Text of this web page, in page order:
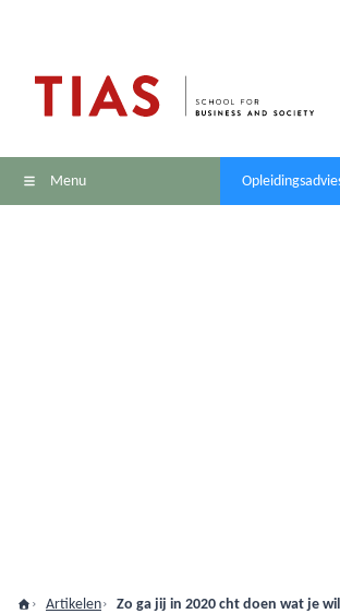
Menu
Artikelen Zo ga jij in 2020 cht doen wat je